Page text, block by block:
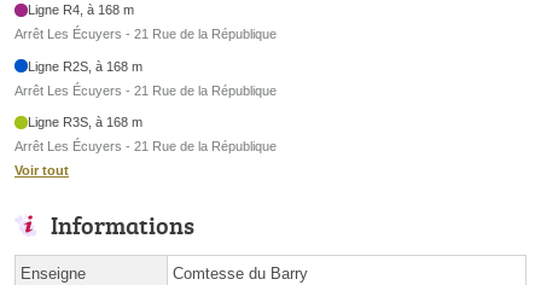
Ligne R4, à 168 m
Arrêt Les Écuyers - 21 Rue de la République
Ligne R2S, à 168 m
Arrêt Les Écuyers - 21 Rue de la République
Ligne R3S, à 168 m
Arrêt Les Écuyers - 21 Rue de la République
Voir tout
Informations
Enseigne Comtesse du Barry